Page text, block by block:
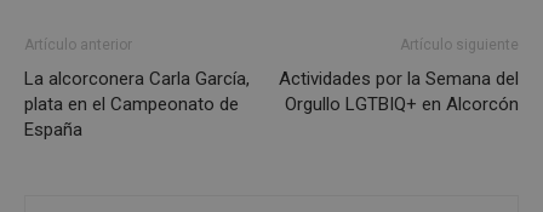
Artículo anterior
La alcorconera Carla García,
plata en el Campeonato de
España
Artículo siguiente
Actividades por la Semana del
Orgullo LGTBIQ+ en Alcorcón
Cookies estrictamente necesarias